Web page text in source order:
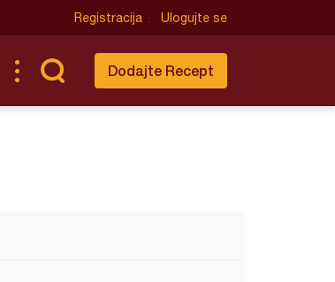
Registracija Ulogujte se
Dodajte Recept